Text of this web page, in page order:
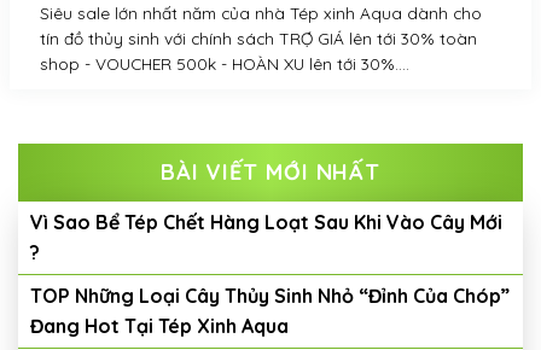
Siêu sale lớn nhất năm của nhà Tép xinh Aqua dành cho
tín đồ thủy sinh với chính sách TRỢ GIÁ lên tới 30% toàn
shop - VOUCHER 500k - HOÀN XU lên tới 30%....
BÀI VIẾT MỚI NHẤT
Vì Sao Bể Tép Chết Hàng Loạt Sau Khi Vào Cây Mới
?
TOP Những Loại Cây Thủy Sinh Nhỏ “Đỉnh Của Chóp”
Đang Hot Tại Tép Xinh Aqua